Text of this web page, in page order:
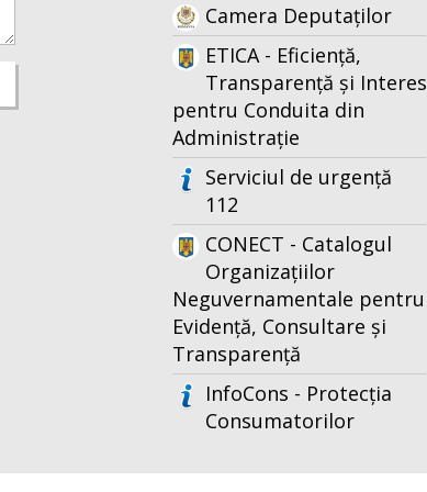
Camera Deputaților
ETICA - Eficiență,
Transparență și Interes
pentru Conduita din
Administrație
Serviciul de urgență
112
CONECT - Catalogul
Organizațiilor
Neguvernamentale pentru
Evidență, Consultare și
Transparență
InfoCons - Protecția
Consumatorilor